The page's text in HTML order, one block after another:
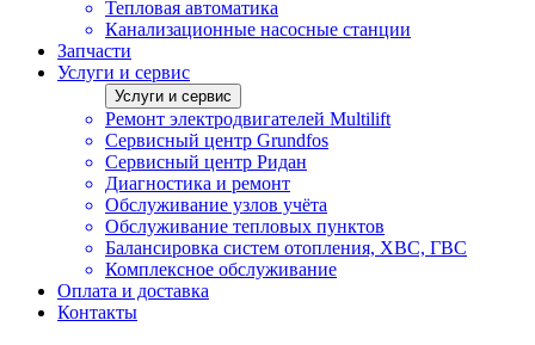
Тепловая автоматика
Канализационные насосные станции
Запчасти
Услуги и сервис
Услуги и сервис
Ремонт электродвигателей Multilift
Сервисный центр Grundfos
Сервисный центр Ридан
Диагностика и ремонт
Обслуживание узлов учёта
Обслуживание тепловых пунктов
Балансировка систем отопления, ХВС, ГВС
Комплексное обслуживание
Оплата и доставка
Контакты